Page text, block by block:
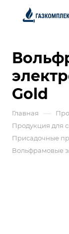
Gold
Главная —
Продукция для
Присадочные
Вольфрамовые